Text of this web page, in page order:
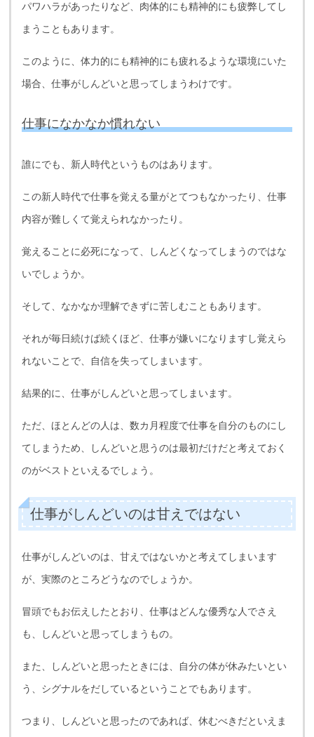
パワハラがあったりなど、肉体的にも精神的にも疲弊してし
まうこともあります。
このように、体力的にも精神的にも疲れるような環境にいた
場合、仕事がしんどいと思ってしまうわけです。
仕事になかなか慣れない
誰にでも、新人時代というものはあります。
この新人時代で仕事を覚える量がとてつもなかったり、仕事
内容が難しくて覚えられなかったり。
覚えることに必死になって、しんどくなってしまうのではな
いでしょうか。
そして、なかなか理解できずに苦しむこともあります。
それが毎日続けば続くほど、仕事が嫌いになりますし覚えら
れないことで、自信を失ってしまいます。
結果的に、仕事がしんどいと思ってしまいます。
ただ、ほとんどの人は、数カ月程度で仕事を自分のものにし
てしまうため、しんどいと思うのは最初だけだと考えておく
のがベストといえるでしょう。
仕事がしんどいのは甘えではない
仕事がしんどいのは、甘えではないかと考えてしまいます
が、実際のところどうなのでしょうか。
冒頭でもお伝えしたとおり、仕事はどんな優秀な人でさえ
も、しんどいと思ってしまうもの。
また、しんどいと思ったときには、自分の体が休みたいとい
う、シグナルをだしているということでもあります。
つまり、しんどいと思ったのであれば、休むべきだといえま